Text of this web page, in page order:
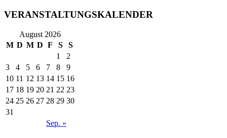
VERANSTALTUNGSKALENDER
August 2026
M D M D F S S
Sep. »
1
2
3
4 5 6 7 8
9
10 11 12 13 14 15 16
17 18 19 20 21 22 23
24 25 26 27 28 29 30
31